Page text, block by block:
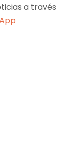
a través